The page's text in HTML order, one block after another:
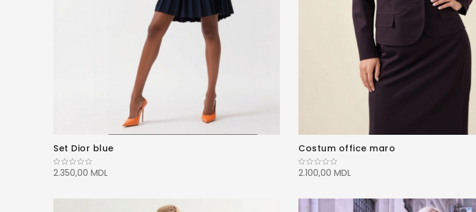
Set Dior blue
2.350,00 MDL
Costum office maro
2.100,00 MDL